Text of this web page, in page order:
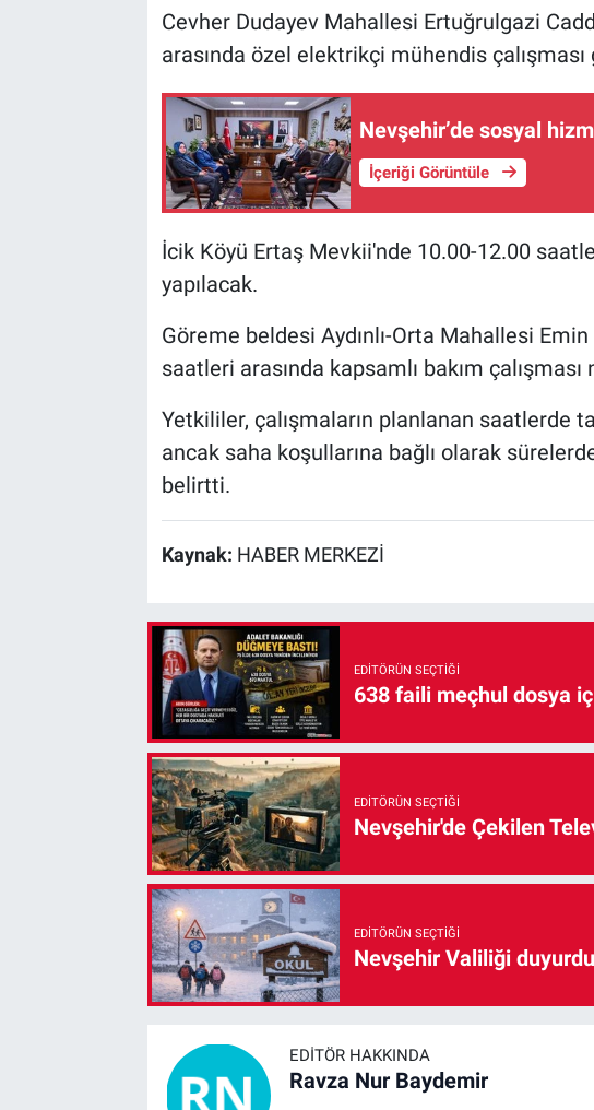
Cevher Dudayev Mahallesi Ertuğrulgazi
arasında özel elektrikçi mühendis
Nevşehir’de sosyal
İçeriği Görüntüle
İcik Köyü Ertaş Mevkii'nde 10.00-12.00
yapılacak.
Göreme beldesi Aydınlı-Orta Mahallesi
saatleri arasında kapsamlı bakım
Yetkililer, çalışmaların planlanan saatlerde
ancak saha koşullarına bağlı olarak
belirtti.
Kaynak: HABER MERKEZİ
EDITÖRÜN SEÇTIĞI
638 faili meçhul dosya
EDITÖRÜN SEÇTIĞI
Nevşehir'de Çekilen
EDITÖRÜN SEÇTIĞI
Nevşehir Valiliği
EDITÖR HAKKINDA
Ravza Nur Baydemir